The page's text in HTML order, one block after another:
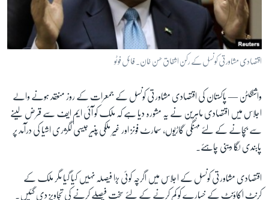
آرٹ
آزادیٔ صحافت
سائنس و ٹیکنالوجی
دلچسپ و عجیب
ویڈیوز
اداریہ
اقتصادی مشاورتی کونسل کے رکن اشفاق حسن خان۔ فائل فوٹو
واشنگٹن — پاکستان کی اقتصادی مشاورتی کونسل کے جمعرات کے روز منعقد ہونے والے
اجلاس میں اقتصادی ماہرین نے یہ مشورہ دیا ہے کہ ملک کو آئی ایم ایف سے قرض لینے
سے بچانے کے لئے مہنگی گاڑیوں، سمارٹ فونز اور غیر ملکی پنیر جیسی لگژری اشیا کی درآمد پر
پابندی لگا دینی چاہئے۔
اقتصادی مشاورتی کونسل کے اجلاس میں اگرچہ کوئی بڑا فیصلہ نہیں کیا گیا مگر ملک کے
کرنٹ اکاؤنٹ کے خسارے کو کم کرنے کے لئے سخت فیصلے کرنے کی تجاویز دی گئیں۔